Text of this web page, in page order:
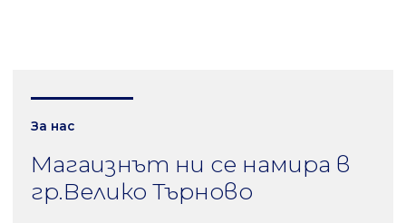
За нас
Магаизнът ни се намира в
гр.Велико Търново